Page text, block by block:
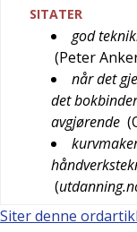
SITATER
god
(Peter
når det
det
avgjørende (
(
Siter denne